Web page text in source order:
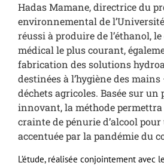
Hadas Mamane, directrice du
environnemental de
réussi à produire de l’éthanol,
médical le plus courant,
fabrication des solutions
destinées à l’hygiène des
déchets agricoles. Basée sur un
innovant, la méthode
crainte de pénurie d’alcool
accentuée par la pandémie du
L’étude, réalisée conjointement avec